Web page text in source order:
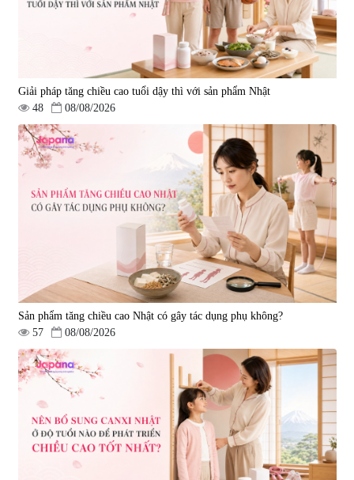
Giải pháp tăng chiều cao tuổi dậy thì với sản phẩm Nhật
48
08/08/2026
Sản phẩm tăng chiều cao Nhật có gây tác dụng phụ không?
57
08/08/2026